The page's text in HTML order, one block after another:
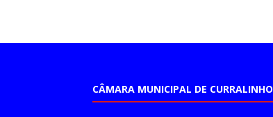
CÂMARA MUNICIPAL DE CURRALINHO